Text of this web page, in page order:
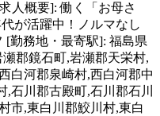
人概要]: 働く「お母さ
が活躍中！ノルマなし
[勤務地・最寄駅]: 福島県
郡鏡石町,岩瀬郡天栄村,
白河郡泉崎村,西白河郡中
石川郡古殿町,石川郡石川
市,東白川郡鮫川村,東白